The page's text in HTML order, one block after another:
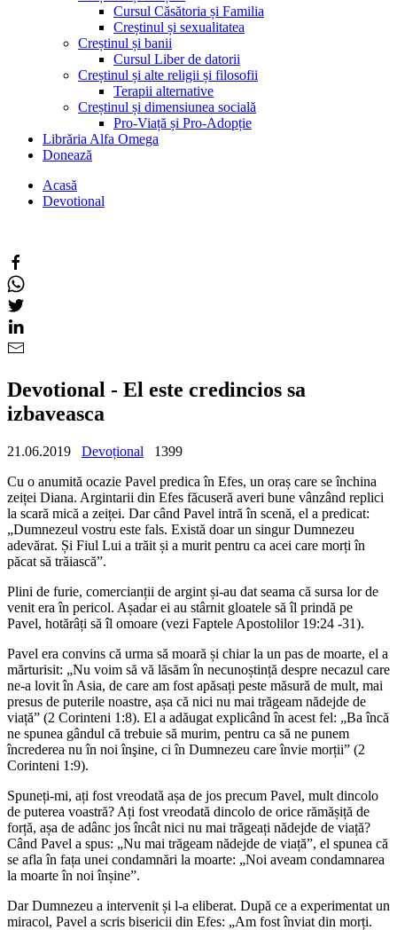
Cursul Căsătoria și Familia
Creștinul și sexualitatea
Creștinul și banii
Cursul Liber de datorii
Creștinul și alte religii și filosofii
Terapii alternative
Creștinul și dimensiunea socială
Pro-Viață și Pro-Adopție
Librăria Alfa Omega
Donează
Acasă
Devotional
Devotional - El este credincios sa
izbaveasca
21.06.2019 Devoțional
1399
Cu o anumită ocazie Pavel predica în Efes, un oraș care se închina
zeiței Diana. Argintarii din Efes făcuseră averi bune vânzând replici
la scară mică a zeiței. Dar când Pavel intră în scenă, el a predicat:
„Dumnezeul vostru este fals. Există doar un singur Dumnezeu
adevărat. Și Fiul Lui a trăit și a murit pentru ca acei care morți în
păcat să trăiască”.
Plini de furie, comercianții de argint și-au dat seama că sursa lor de
venit era în pericol. Așadar ei au stârnit gloatele să îl prindă pe
Pavel, hotărâți să îl omoare (vezi Faptele Apostolilor 19:24 -31).
Pavel era convins că urma să moară și chiar la un pas de moarte, el a
mărturisit: „Nu voim să vă lăsăm în necunoștință despre necazul care
ne-a lovit în Asia, de care am fost apăsați peste măsură de mult, mai
presus de puterile noastre, așa că nici nu mai trăgeam nădejde de
viață” (2 Corinteni 1:8). El a adăugat explicând în acest fel: „Ba încă
ne spunea gândul că trebuie să murim, pentru ca să ne punem
încrederea nu în noi înşine, ci în Dumnezeu care învie morții” (2
Corinteni 1:9).
Spuneți-mi, ați fost vreodată așa de jos precum Pavel, mult dincolo
de puterea voastră? Ați fost vreodată dincolo de orice rămășiță de
forță, așa de adânc jos încât nici nu mai trăgeați nădejde de viață?
Când Pavel a spus: „Nu mai trăgeam nădejde de viață”, el spunea că
se afla în fața unei condamnări la moarte: „Noi aveam condamnarea
la moarte în noi înșine”.
Dar Dumnezeu a intervenit și l-a eliberat. După ce a experimentat un
miracol, Pavel a scris bisericii din Efes: „Am fost înviat din morți.